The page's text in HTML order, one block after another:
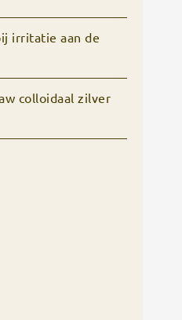
irritatie aan de
colloidaal zilver